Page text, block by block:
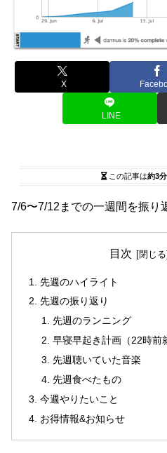
X
LINE
この記事は約3分
7/6〜7/12までの一週間を振り
目次
先週のハイライト
先週の振り返り
先週のランニング
早寝早起き計画（22時前
先週聴いていた音楽
先週食べたもの
今週やりたいこと
お得情報&お知らせ